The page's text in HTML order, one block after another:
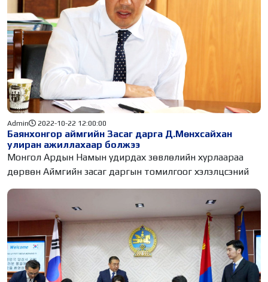
Баянхонгор аймгийн Засаг дарга Д.Мөнхсайхан
улиран ажиллахаар болжээ
Admin 2022-10-22 12:00:00
Монгол Ардын Намын удирдах зөвлөлийн хурлаараа
дөрвөн Аймгийн засаг даргын томилгоог хэлэлцсэний